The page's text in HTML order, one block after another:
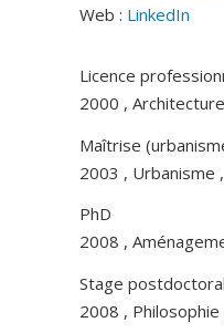
Web : LinkedIn
Licence
2000 ,
Maîtrise
2003 , Urbanisme
PhD
2008 ,
Stage postdoctoral
2008 ,